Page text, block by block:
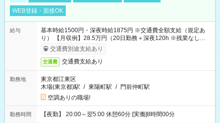
WEB登録・面接OK
給与
基本時給1500円・深夜時給1875円 ※交通費全額支給（規定あ
り） 【月収例】28.5万円（20日勤務＋深夜120h ※残業なしの場
合）交通費別途支給あり
交通費 交通費支給あり
勤務地
東京都江東区
木場(東京都)駅 / 東陽町駅 / 門前仲町駅
空調ありの職場!
勤務時間 【夜勤】 20:00～翌5:00 休憩60分 [実働]8時間00分